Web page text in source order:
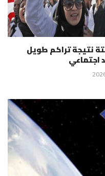
نتيجة تراكم طويل
اجتماعي